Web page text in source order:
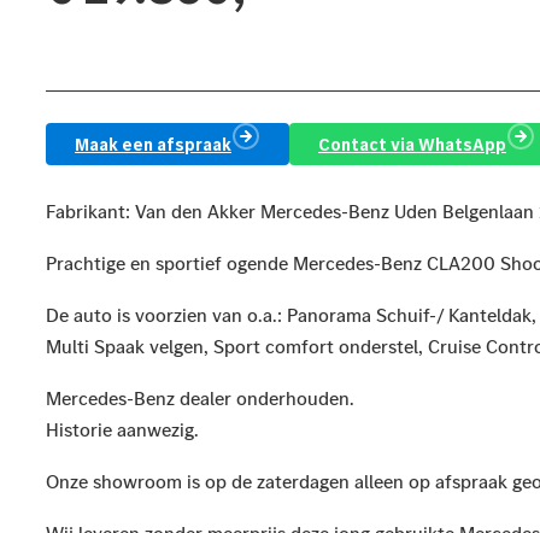
Maak een afspraak Contact via WhatsApp
Fabrikant: Van den Akker Mercedes-Benz Uden
Prachtige en sportief ogende Mercedes-Benz CLA200
De auto is voorzien van o.a.: Panorama Schuif-/
Multi Spaak velgen, Sport comfort onderstel, Cruise
Mercedes-Benz dealer onderhouden.
Historie aanwezig.
Onze showroom is op de zaterdagen alleen op afspraak